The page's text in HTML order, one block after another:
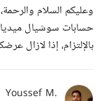
وعليكم السلام
حسابات سوشيال
بالإلتزام، إذا لازال
Youssef M.